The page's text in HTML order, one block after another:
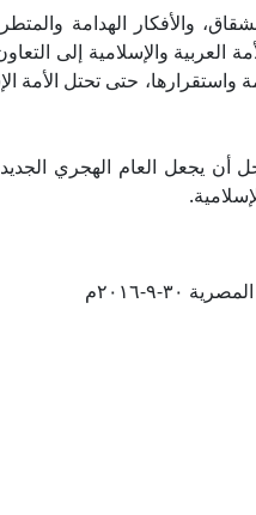
والأفكار الهدامة
والإسلامية إلى التعاون
حتى تحتل الأمة
أن يجعل العام الهجري
٣٠-٩-٢٠١٦م